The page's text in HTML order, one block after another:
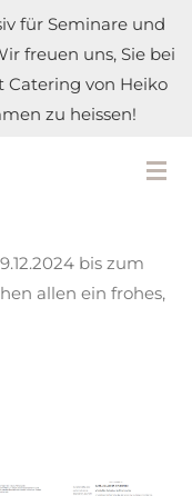
für Seminare und
freuen uns, Sie bei
Catering von Heiko
zu heissen!
bis zum
allen ein frohes,